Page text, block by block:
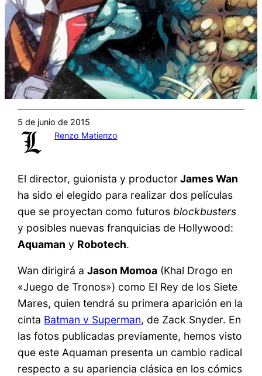
5 de junio de 2015
Renzo Matienzo
El director, guionista y productorJames Wan
ha sido el elegido para realizar dos películas
que se proyectan como futuros blockbusters
y posibles nuevas franquicias de Hollywood:
Aquaman y Robotech.
Wan dirigirá aJason Momoa (Khal Drogo en
«Juego de Tronos») como El Rey de los Siete
Mares, quien tendrá su primera aparición en la
cinta Batman v Superman, de Zack Snyder. En
las fotos publicadas previamente, hemos visto
que este Aquaman presenta un cambio radical
respecto a su apariencia clásica en los cómics